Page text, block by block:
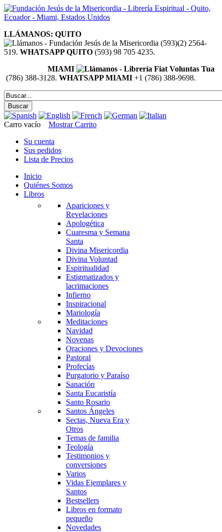
LLÁMANOS: QUITO
(593)(2) 2564-
519. WHATSAPP QUITO (593) 98 705 4235.
MIAMI
(786) 388-3128. WHATSAPP MIAMI +1 (786) 388-9698.
Carro vacío
Mostrar Carrito
Su cuenta
Sus pedidos
Lista de Precios
Inicio
Quiénes Somos
Libros
Apariciones y
Revelaciones
Apologética
Cuaresma y Semana
Santa
Divina Misericordia
Divina Voluntad
Espiritualidad
Estigmatizados y
lacrimaciones
Infierno
Inspiracional
Mariología
Meditaciones
Navidad
Novenas
Oraciones y Devociones
Pastoral
Profecías
Purgatorio y Paraíso
Sanación
Santa Eucaristía
Santo Rosario
Santos Ángeles
Sectas, Nueva Era y
Otros
Temas de familia
Teología
Testimonios y
conversiones
Varios
Vidas Ejemplares y
Santos
Bestsellers
Libros en formato
pequeño
Novedades